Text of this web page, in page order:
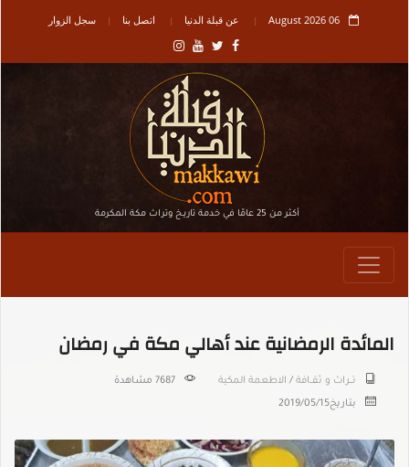
06 August 2026 عن قبلة الدنيا اتصل بنا سجل الزوار
أكثر من 25 عامًا في خدمة تاريـخ وتراث مكة المكرمة
المائدة الرمضانية عند أهالي مكة في رمضان
تـــراث و ثقــافة / الاطعمة المكية 7687 مشاهدة
بتاريخ2019/05/15